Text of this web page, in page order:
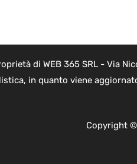
di WEB 365 SRL - Via
in quanto viene
Copyright